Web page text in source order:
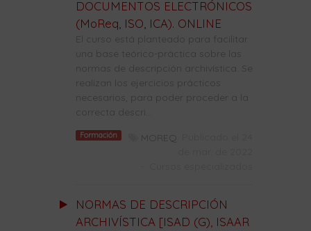
DOCUMENTOS ELECTRÓNICOS
(MoReq, ISO, ICA). ONLINE
El curso está planteado para facilitar
una base teórico-práctica sobre las
normas de descripción archivística. Se
realizan los ejercicios prácticos
necesarios, para poder proceder a la
correcta descri...
Formación MOREQ
NORMAS DE DESCRIPCIÓN
ARCHIVÍSTICA [ISAD (G), ISAAR